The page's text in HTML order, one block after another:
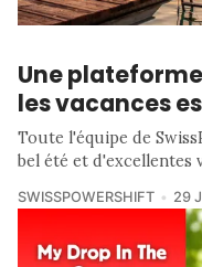
Une
les vacances
Toute l'équipe de
bel été et d'excellentes
SWISSPOWERSHIFT 29